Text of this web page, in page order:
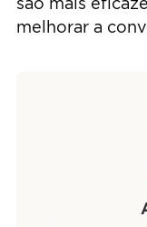
são mais
melhorar a